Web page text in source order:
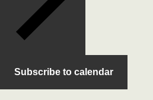
Subscribe to calendar